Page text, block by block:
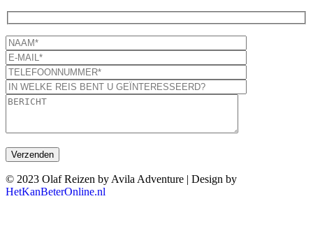
© 2023 Olaf Reizen by Avila Adventure | Design by
HetKanBeterOnline.nl